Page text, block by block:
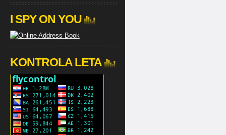
I SPY ON YOU
KONTROLA LETA